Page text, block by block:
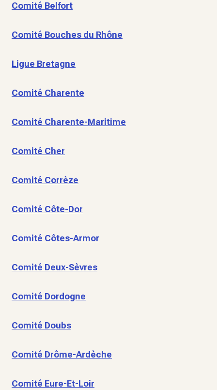
Comité Belfort
Comité Bouches du Rhône
Ligue Bretagne
Comité Charente
Comité Charente-Maritime
Comité Cher
Comité Corrèze
Comité Côte-Dor
Comité Côtes-Armor
Comité Deux-Sèvres
Comité Dordogne
Comité Doubs
Comité Drôme-Ardèche
Comité Eure-Et-Loir